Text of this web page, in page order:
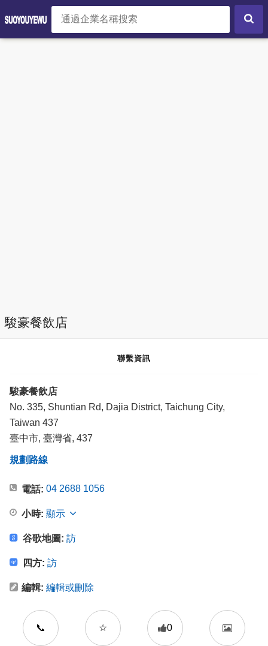
駿豪餐飲店
聯繫資訊
駿豪餐飲店
No. 335, Shuntian Rd, Dajia District, Taichung City,
Taiwan 437
臺中市, 臺灣省, 437
規劃路線
電話: 04 2688 1056
小時: 顯示
谷歌地圖: 訪
四方: 訪
編輯: 編輯或刪除
📞 ☆ 0